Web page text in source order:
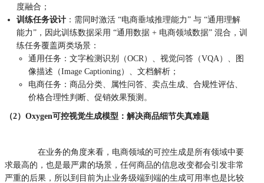
度融合；
训练任务设计 ：需同时激活 “电商垂域推理能力” 与 “通用理解
能力”，因此训练数据采用 “通用数据 + 电商领域数据” 混合，训
练任务覆盖两类场景：
通用任务：文字检测识别（OCR）、视觉问答（VQA）、图
像描述（Image Captioning）、文档解析；
电商任务：商品分类、属性问答、卖点生成、合规性评估、
价格合理性判断、促销效果预测。
（2）Oxygen可控视觉生成模型：解决商品细节失真难题
在业务的角度来看，电商领域的可控生成是所有领域中要
求最高的，也是最严肃的场景，任何商品的信息改变都会引发非常
严重的后果，所以到目前为止业务级端到端的生成可用率也是比较